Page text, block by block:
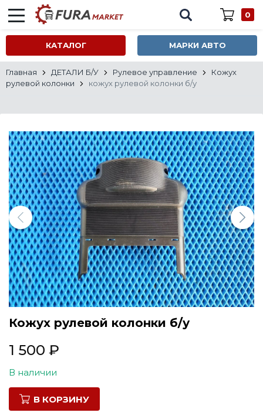
0
КАТАЛОГ МАРКИ АВТО
Все марки
Главная ДЕТАЛИ Б/У Рулевое управление
Кожух
рулевой колонки
кожух рулевой колонки б/у
Кожух рулевой колонки б/у
1 500 ₽
В наличии
В КОРЗИНУ